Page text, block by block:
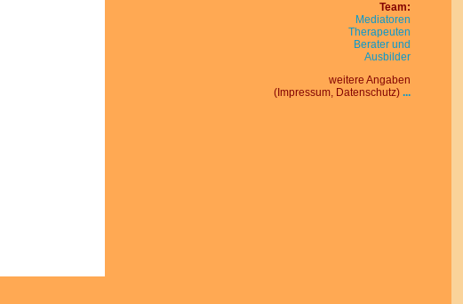
Team:
Mediatoren
Therapeuten
Berater und
Ausbilder
weitere Angaben
(Impressum, Datenschutz) ...